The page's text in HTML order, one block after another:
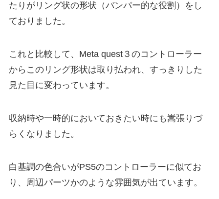
たりがリング状の形状（バンパー的な役割）をし
ておりました。
これと比較して、Meta quest３のコントローラー
からこのリング形状は取り払われ、すっきりした
見た目に変わっています。
収納時や一時的においておきたい時にも嵩張りづ
らくなりました。
白基調の色合いがPS5のコントローラーに似てお
り、周辺パーツかのような雰囲気が出ています。